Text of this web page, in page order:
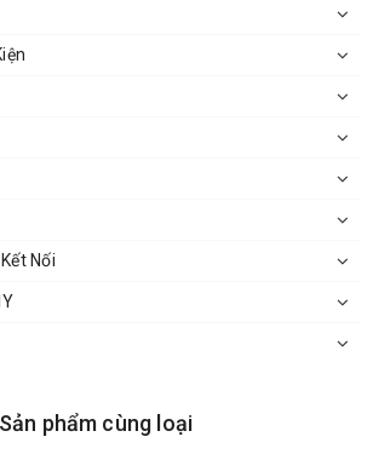
Nối
Sản phẩm cùng loại